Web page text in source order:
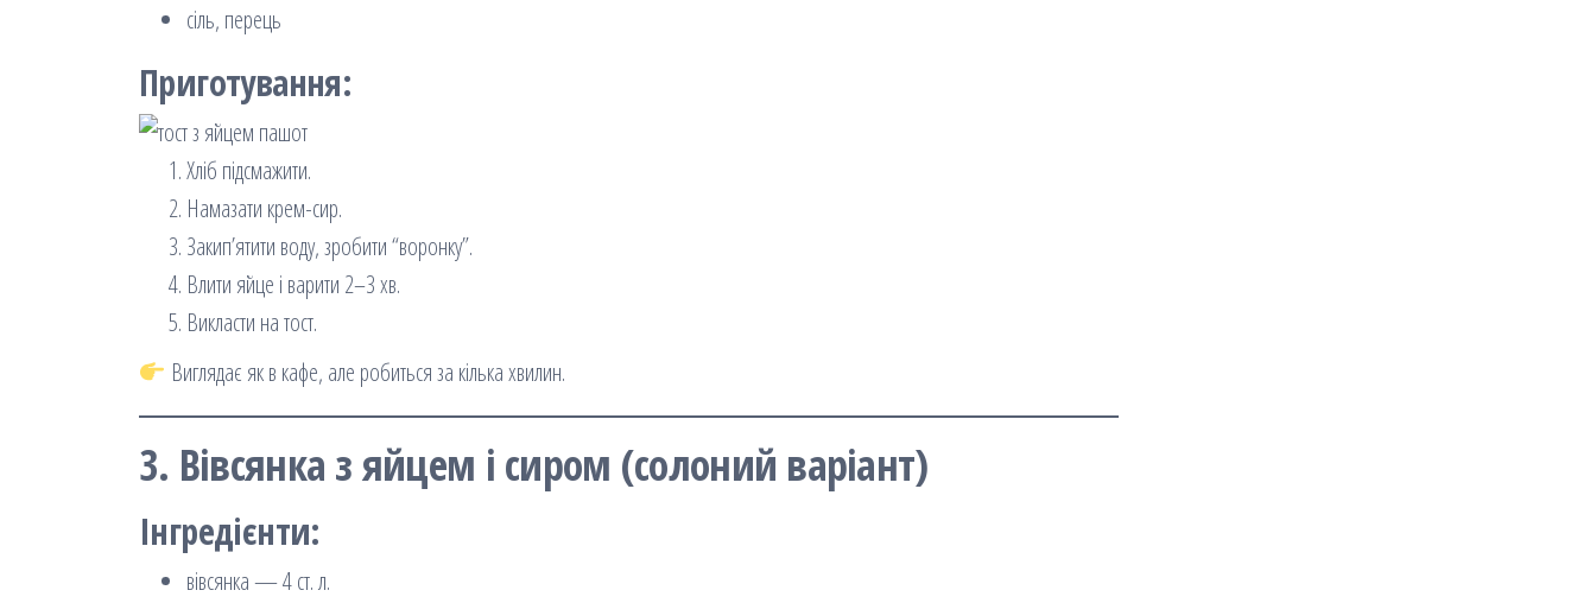
сіль, перець
Приготування:
Хліб підсмажити.
Намазати крем-сир.
Закип’ятити воду, зробити “воронку”.
Влити яйце і варити 2–3 хв.
Викласти на тост.
Виглядає як в кафе, але робиться за кілька хвилин.
3. Вівсянка з яйцем і сиром (солоний варіант)
Інгредієнти:
вівсянка — 4 ст. л.